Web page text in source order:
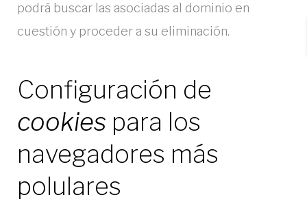
podrá buscar las asociadas al dominio en
cuestión y proceder a su eliminación.
Configuración de
cookies para los
navegadores más
polulares